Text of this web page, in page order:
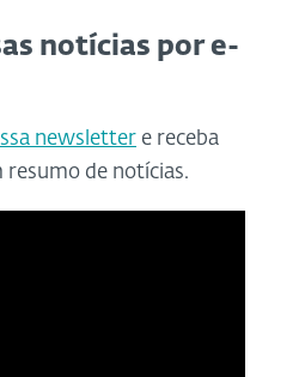
notícias por e-
newsletter e receba
de notícias.